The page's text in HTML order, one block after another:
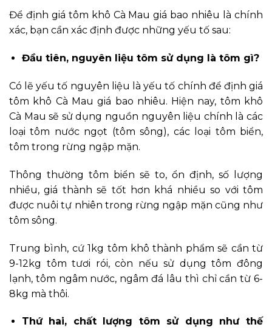
Để định giá tôm khô Cà Mau giá bao nhiêu là chính
xác, bạn cần xác định được những yếu tố sau:
Đầu tiên, nguyên liệu tôm sử dụng là tôm gì?
Có lẽ yếu tố nguyên liệu là yếu tố chính để định giá
tôm khô Cà Mau giá bao nhiêu. Hiện nay, tôm khô
Cà Mau sẽ sử dụng nguồn nguyên liệu chính là các
loại tôm nước ngọt (tôm sông), các loại tôm biển,
tôm trong rừng ngập mặn.
Thông thường tôm biển sẽ to, ổn định, số lượng
nhiều, giá thành sẽ tốt hơn khá nhiều so với tôm
được nuôi tự nhiên trong rừng ngập mặn cũng như
tôm sông.
Trung bình, cứ 1kg tôm khô thành phẩm sẽ cần từ
9-12kg tôm tươi rói, còn nếu sử dụng tôm đông
lạnh, tôm ngâm nước, ngâm đá lâu thì chỉ cần từ 6-
8kg mà thôi.
Thứ hai, chất lượng tôm sử dụng như thế